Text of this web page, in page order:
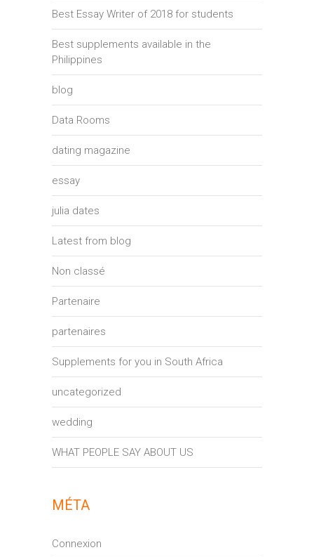
Best Essay Writer of 2018 for students
Best supplements available in the
Philippines
blog
Data Rooms
dating magazine
essay
julia dates
Latest from blog
Non classé
Partenaire
partenaires
Supplements for you in South Africa
uncategorized
wedding
WHAT PEOPLE SAY ABOUT US
MÉTA
Connexion